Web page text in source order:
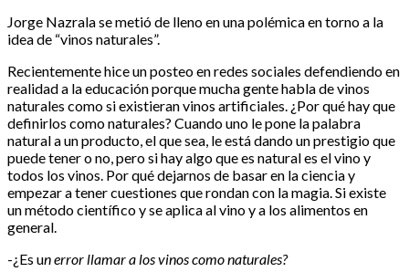
Jorge Nazrala se metió de lleno en una polémica en torno a la
idea de “vinos naturales”.
Recientemente hice un posteo en redes sociales defendiendo en
realidad a la educación porque mucha gente habla de vinos
naturales como si existieran vinos artificiales. ¿Por qué hay que
definirlos como naturales? Cuando uno le pone la palabra
natural a un producto, el que sea, le está dando un prestigio que
puede tener o no, pero si hay algo que es natural es el vino y
todos los vinos. Por qué dejarnos de basar en la ciencia y
empezar a tener cuestiones que rondan con la magia. Si existe
un método científico y se aplica al vino y a los alimentos en
general.
-¿Es un error llamar a los vinos como naturales?